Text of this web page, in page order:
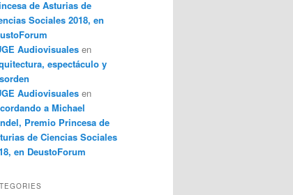
de Asturias de
Sociales 2018, en
Audiovisuales en
espectáculo y
Audiovisuales en
a Michael
Premio Princesa de
de Ciencias Sociales
en DeustoForum